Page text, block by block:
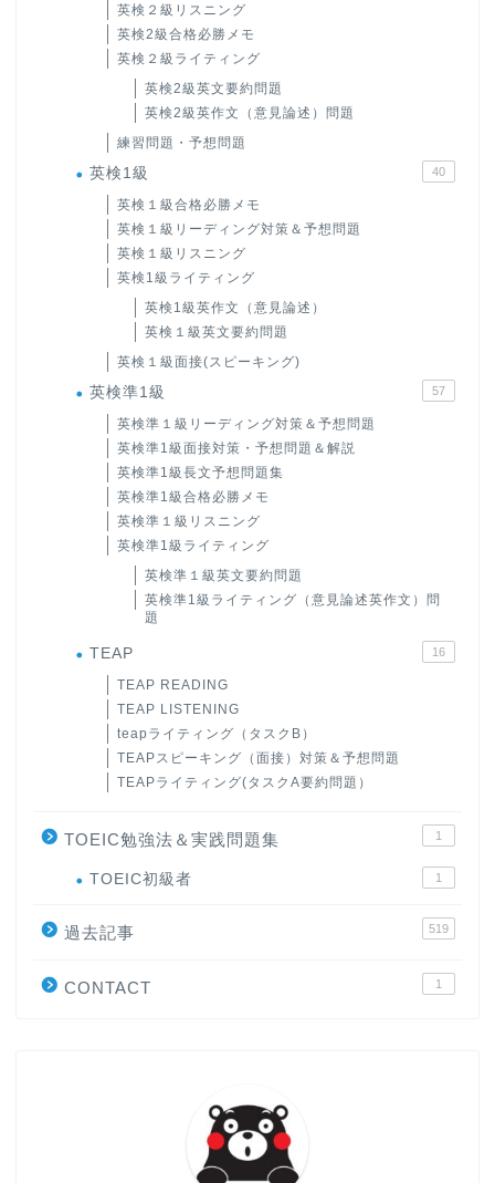
英検２級リスニング
英検2級合格必勝メモ
英検２級ライティング
英検2級英文要約問題
英検2級英作文（意見論述）問題
練習問題・予想問題
英検1級 40
英検１級合格必勝メモ
英検１級リーディング対策＆予想問題
英検１級リスニング
英検1級ライティング
英検1級英作文（意見論述）
英検１級英文要約問題
英検１級面接(スピーキング)
英検準1級 57
英検準１級リーディング対策＆予想問題
英検準1級面接対策・予想問題＆解説
英検準1級長文予想問題集
英検準1級合格必勝メモ
英検準１級リスニング
英検準1級ライティング
英検準１級英文要約問題
英検準1級ライティング（意見論述英作文）問
題
TEAP 16
TEAP READING
TEAP LISTENING
teapライティング（タスクB）
TEAPスピーキング（面接）対策＆予想問題
TEAPライティング(タスクA要約問題）
TOEIC勉強法＆実践問題集 1
TOEIC初級者 1
過去記事 519
CONTACT 1
大学入試英語対策講座
英語名言・格言・カッコい